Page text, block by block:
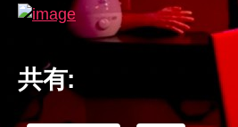
共有: